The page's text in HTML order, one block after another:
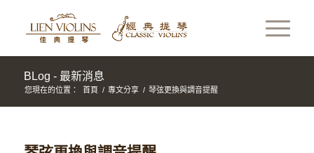
BLog - 最新消息
您現在的位置： 首頁 / 專文分享 / 琴弦更換與調音提醒